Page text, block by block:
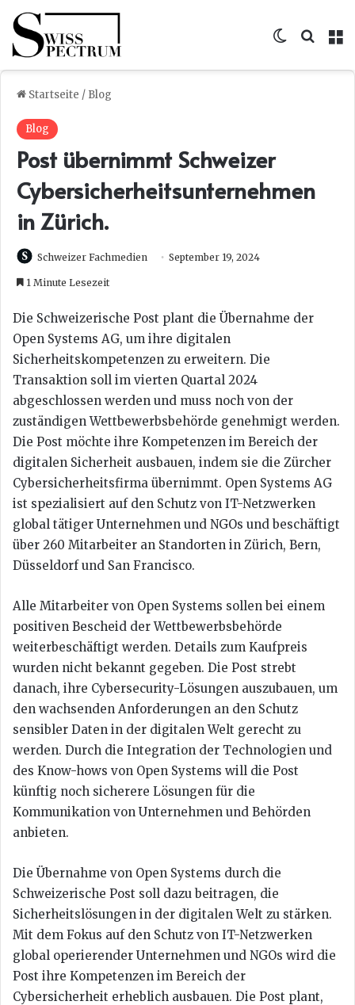
Skin
Startseite / Blog
Blog
Post übernimmt Schweizer
Cybersicherheitsunternehmen
in Zürich.
Schweizer Fachmedien September 19, 2024
1 Minute Lesezeit
Die Schweizerische Post plant die Übernahme der
Open Systems AG, um ihre digitalen
Sicherheitskompetenzen zu erweitern. Die
Transaktion soll im vierten Quartal 2024
abgeschlossen werden und muss noch von der
zuständigen Wettbewerbsbehörde genehmigt werden.
Die Post möchte ihre Kompetenzen im Bereich der
digitalen Sicherheit ausbauen, indem sie die Zürcher
Cybersicherheitsfirma übernimmt. Open Systems AG
ist spezialisiert auf den Schutz von IT-Netzwerken
global tätiger Unternehmen und NGOs und beschäftigt
über 260 Mitarbeiter an Standorten in Zürich, Bern,
Düsseldorf und San Francisco.
Alle Mitarbeiter von Open Systems sollen bei einem
positiven Bescheid der Wettbewerbsbehörde
weiterbeschäftigt werden. Details zum Kaufpreis
wurden nicht bekannt gegeben. Die Post strebt
danach, ihre Cybersecurity-Lösungen auszubauen, um
den wachsenden Anforderungen an den Schutz
sensibler Daten in der digitalen Welt gerecht zu
werden. Durch die Integration der Technologien und
des Know-hows von Open Systems will die Post
künftig noch sicherere Lösungen für die
Kommunikation von Unternehmen und Behörden
anbieten.
Die Übernahme von Open Systems durch die
Schweizerische Post soll dazu beitragen, die
Sicherheitslösungen in der digitalen Welt zu stärken.
Mit dem Fokus auf den Schutz von IT-Netzwerken
global operierender Unternehmen und NGOs wird die
Post ihre Kompetenzen im Bereich der
Cybersicherheit erheblich ausbauen. Die Post plant,